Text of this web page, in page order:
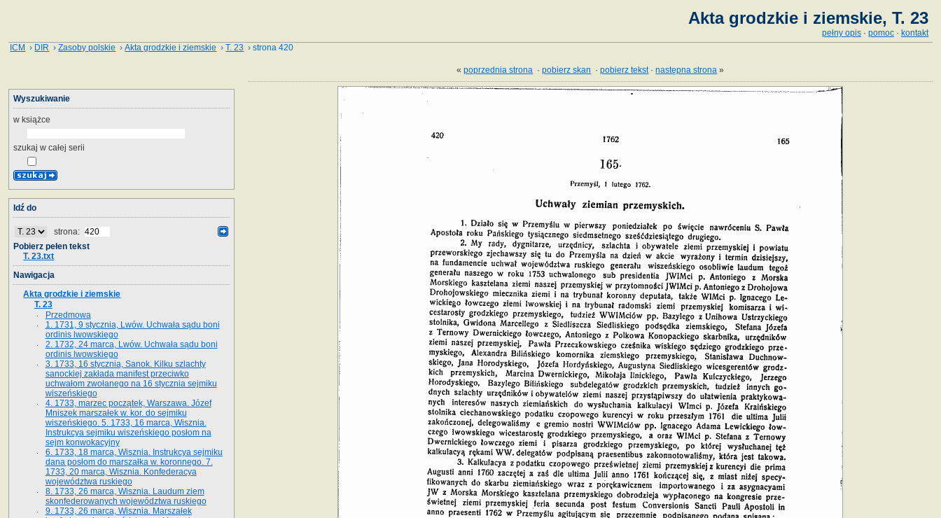
Akta grodzkie i ziemskie, T. 23
pełny opis · pomoc · kontakt
ICM › DIR ›Zasoby polskie ›Akta grodzkie i ziemskie ›T. 23 › strona 420
«poprzednia strona ·pobierz skan ·pobierz tekst·następna strona »
Wyszukiwanie
w książce
szukaj w całej serii
Idź do
strona:
Pobierz pełen tekst
T. 23.txt
Nawigacja
Akta grodzkie i ziemskie
T. 23
Przedmowa
1. 1731, 9 stycznia, Lwów. Uchwała sądu boni
ordinis lwowskiego
2. 1732, 24 marca, Lwów. Uchwała sądu boni
ordinis lwowskiego
3. 1733, 16 stycznia, Sanok. Kilku szlachty
sanockiej zakłada manifest przeciwko
uchwałom zwołanego na 16 stycz­nia sejmiku
wiszeńskiego
4. 1733, marzec początek, Warszawa. Józef
Mniszek marszałek w. kor. do sejmiku
wiszeńskiego. 5. 1733, 16 marca, Wisznia.
Instrukcya sejmiku wiszeńskiego posłom na
sejm konwokacyjny
6. 1733, 18 marca, Wisznia. Instrukcya sejmiku
dana posłom do marszałka w. koronnego. 7.
1733, 20 marca, Wisznia. Konfederacya
województwa ruskiego
8. 1733, 26 marca, Wisznia. Laudum ziem
skonfederowanych województwa ruskiego
9. 1733, 26 marca, Wisznia. Marszałek